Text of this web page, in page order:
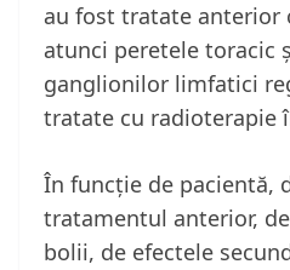
au fost tratate anterior
atunci peretele toracic
ganglionilor limfatici
tratate cu radioterapie
În funcție de pacientă,
tratamentul anterior,
bolii, de efectele